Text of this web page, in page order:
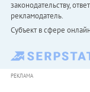
законодательству,
рекламодатель.
Субъект в сфере
РЕКЛАМА